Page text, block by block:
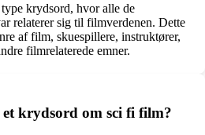
krydsord, hvor alle de
relaterer sig til filmverdenen. Dette
af film, skuespillere, instruktører,
filmrelaterede emner.
krydsord om sci fi film?